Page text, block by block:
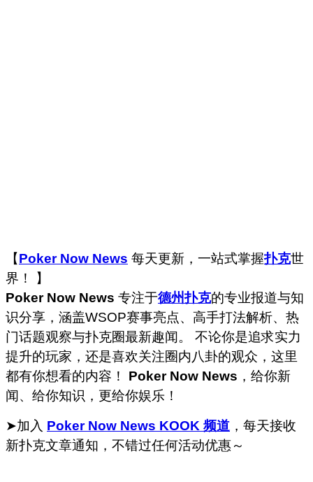
【Poker Now News 每天更新，一站式掌握扑克世
界！ 】
Poker Now News 专注于德州扑克的专业报道与知
识分享，涵盖WSOP赛事亮点、高手打法解析、热
门话题观察与扑克圈最新趣闻。 不论你是追求实力
提升的玩家，还是喜欢关注圈内八卦的观众，这里
都有你想看的内容！ Poker Now News ，给你新
闻、给你知识，更给你娱乐！
➤加入 Poker Now News KOOK 频道 ，每天接收
新扑克文章通知，不错过任何活动优惠～